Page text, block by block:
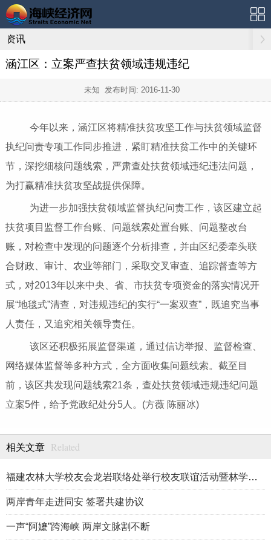
资讯
涵江区：立案严查扶贫领域违规违纪
未知 发布时间: 2016-11-30
今年以来，涵江区将精准扶贫攻坚工作与扶贫领域监督
执纪问责专项工作同步推进，紧盯精准扶贫工作中的关键环
节，深挖细核问题线索，严肃查处扶贫领域违纪违法问题，
为打赢精准扶贫攻坚战提供保障。
为进一步加强扶贫领域监督执纪问责工作，该区建立起
扶贫项目监督工作台账、问题线索处置台账、问题整改台
账，对检查中发现的问题逐个分析排查，并由区纪委牵头联
合财政、审计、农业等部门，采取交叉审查、追踪督查等方
式，对2013年以来中央、省、市扶贫专项资金的落实情况开
展“地毯式”清查，对违规违纪的实行“一案双查”，既追究当事
人责任，又追究相关领导责任。
该区还积极拓展监督渠道，通过信访举报、监督检查、
网络媒体监督等多种方式，全方面收集问题线索。截至目
前，该区共发现问题线索21条，查处扶贫领域违规违纪问题
立案5件，给予党政纪处分5人。(方薇 陈丽冰)
相关文章 Related
福建农林大学校友会龙岩联络处举行校友联谊活动暨林学、生物医药
两岸青年走进同安 签署共建协议
一声“阿嬷”跨海峡 两岸文脉割不断